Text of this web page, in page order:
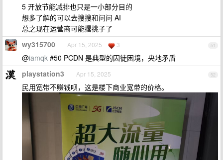
5 开放节能减排也只是一小部分目的
想多了解的可以去搜搜和问问 AI
总之现在运营商可能撂挑子了
51
wy315700 Apr 15, 2025 3
@iamqk #50 PCDN 是典型的囚徒困境，央地矛盾
52
playstation3 Apr 15, 2025
民用宽带不赚钱呗，这是楼下商业宽带的价格。